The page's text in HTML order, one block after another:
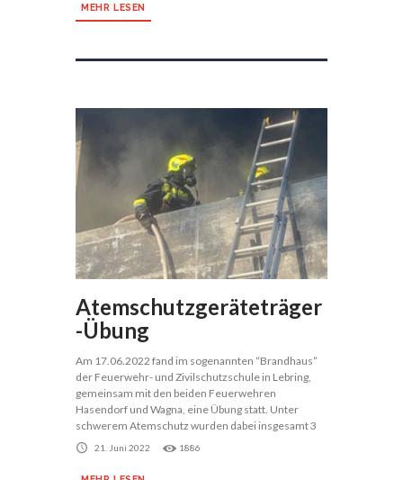
MEHR LESEN
Atemschutzgeräteträger
-Übung
Am 17.06.2022 fand im sogenannten “Brandhaus”
der Feuerwehr- und Zivilschutzschule in Lebring,
gemeinsam mit den beiden Feuerwehren
Hasendorf und Wagna, eine Übung statt. Unter
schwerem Atemschutz wurden dabei insgesamt 3
21. Juni 2022 1886